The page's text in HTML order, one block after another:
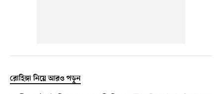
রোহিঙ্গা নিয়ে আরও পড়ুন